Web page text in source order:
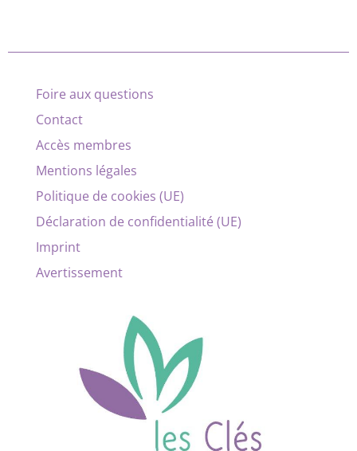
Foire aux questions
Contact
Accès membres
Mentions légales
Politique de cookies (UE)
Déclaration de confidentialité (UE)
Imprint
Avertissement